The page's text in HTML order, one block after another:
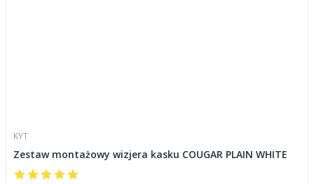
KYT
Zestaw montażowy wizjera kasku COUGAR PLAIN WHITE